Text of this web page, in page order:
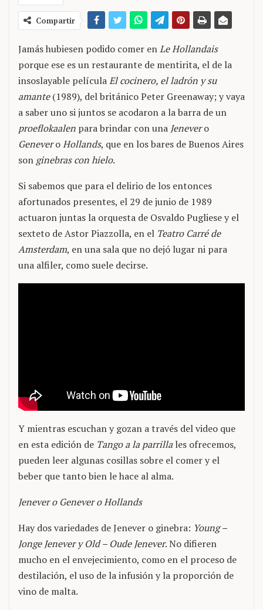
Compartir
Jamás hubiesen podido comer enLe Hollandais
porque ese es un restaurante de mentirita, el de la
insoslayable películaEl cocinero, el ladrón y su
amante(1989), del británico Peter Greenaway; y vaya
a saber uno si juntos se acodaron a la barra de un
proeflokaalen para brindar con una Jenevero
GeneveroHollands, que en los bares de Buenos Aires
son ginebras con hielo.
Si sabemos que para el delirio de los entonces
afortunados presentes, el 29 de junio de 1989
actuaron juntas la orquesta de Osvaldo Pugliese y el
sexteto de Astor Piazzolla, en el Teatro Carré de
Amsterdam, en una sala que no dejó lugar ni para
una alfiler, como suele decirse.
Y mientras escuchan y gozan a través del video que
en esta edición de Tango a la parrillales ofrecemos,
pueden leer algunas cosillas sobre el comer y el
beber que tanto bien le hace al alma.
Jenever o Genever o Hollands
Hay dos variedades de Jenever o ginebra: Young –
Jonge Jenever y Old – Oude Jenever. No difieren
mucho en el envejecimiento, como en el proceso de
destilación, el uso de la infusión y la proporción de
vino de malta.